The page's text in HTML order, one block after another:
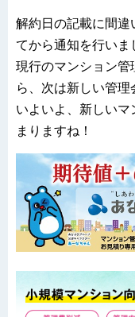
解約日の記載に間違
てから通知を行いま
現行のマンション管
ら、次は新しい管理
いよいよ、新しい
まりますね！